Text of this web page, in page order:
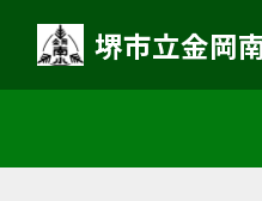
堺市立金岡